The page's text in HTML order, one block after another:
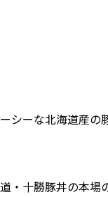
シーな北海道産の
・十勝豚丼の本場